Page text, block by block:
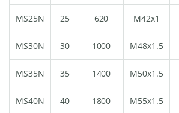
MS25N 25 620 M42x1
MS30N 30 1000 M48x1.5
MS35N 35 1400 M50x1.5
MS40N 40 1800 M55x1.5